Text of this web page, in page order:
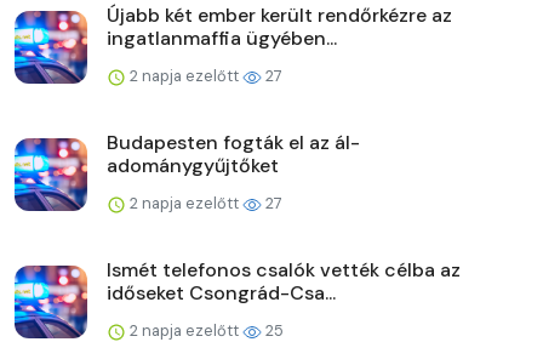
Újabb két ember került rendőrkézre az
ingatlanmaffia ügyében...
2 napja ezelőtt 27
Budapesten fogták el az ál-
adománygyűjtőket
2 napja ezelőtt 27
Ismét telefonos csalók vették célba az
időseket Csongrád-Csa...
2 napja ezelőtt 25